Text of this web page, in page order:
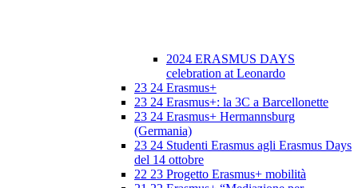
2024 ERASMUS DAYS
celebration at Leonardo
23 24 Erasmus+
23 24 Erasmus+: la 3C a Barcellonette
23 24 Erasmus+ Hermannsburg
(Germania)
23 24 Studenti Erasmus agli Erasmus Days
del 14 ottobre
22 23 Progetto Erasmus+ mobilità